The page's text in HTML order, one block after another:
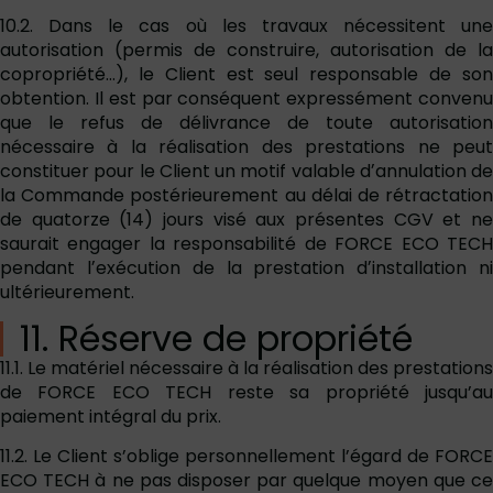
10.2. Dans le cas où les travaux nécessitent une
autorisation (permis de construire, autorisation de la
copropriété…), le Client est seul responsable de son
obtention. Il est par conséquent expressément convenu
que le refus de délivrance de toute autorisation
nécessaire à la réalisation des prestations ne peut
constituer pour le Client un motif valable dʼannulation de
la Commande postérieurement au délai de rétractation
de quatorze (14) jours visé aux présentes CGV et ne
saurait engager la responsabilité de FORCE ECO TECH
pendant lʼexécution de la prestation dʼinstallation ni
ultérieurement.
11. Réserve de propriété
11.1. Le matériel nécessaire à la réalisation des prestations
de FORCE ECO TECH reste sa propriété jusqu’au
paiement intégral du prix.
11.2. Le Client s’oblige personnellement l’égard de FORCE
ECO TECH à ne pas disposer par quelque moyen que ce